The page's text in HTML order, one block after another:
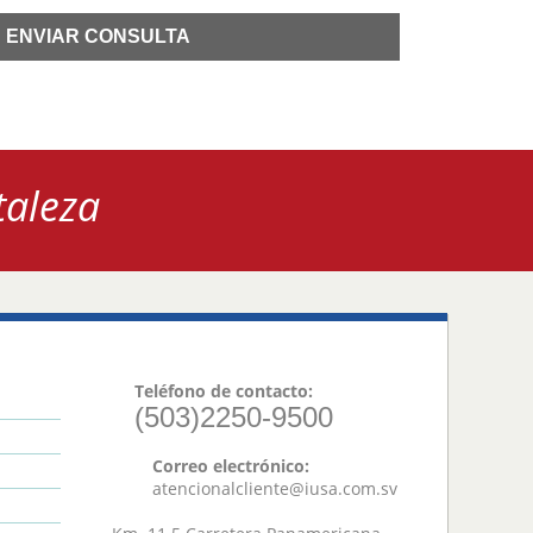
Teléfono de contacto:
(503)2250-9500
Correo electrónico:
atencionalcliente@iusa.com.sv